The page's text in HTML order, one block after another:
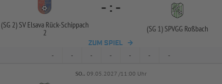
(SG 2) SV Elsava Rück-Schippach
2
- : -
(SG 1) SPVGG Roßbach
ZUM SPIEL
- - - - - - -
SO.. 09.05.2027 /11:00 Uhr